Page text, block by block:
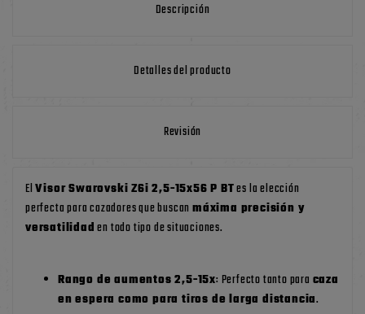
Descripción
Detalles del producto
Revisión
ElVisor Swarovski Z6i 2,5-15x56 P BTes la elección
perfecta para cazadores que buscanmáxima precisión y
versatilidaden todo tipo de situaciones.
Rango de aumentos 2,5-15x: Perfecto tanto para caza
en espera como para tiros de larga distancia.